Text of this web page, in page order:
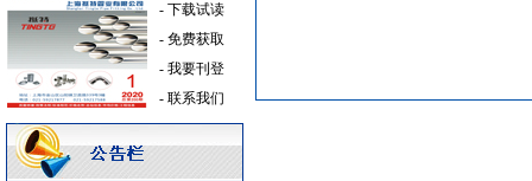
高级地砖 [采购中]
防静电地板 [采购中]
防雷接地 [采购中]
变压器 [采购中]
阀门组件室外排水
消防器材 [采购中]
- 下载试读
- 免费获取
- 我要刊登
- 联系我们